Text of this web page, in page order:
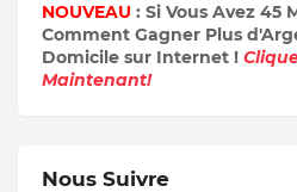
NOUVEAU : Si Vous Avez 45
Comment Gagner Plus
Domicile sur Internet !
Maintenant!
Nous Suivre